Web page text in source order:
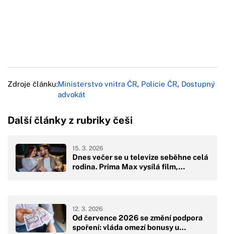
Zdroje článku:Ministerstvo vnitra ČR, Policie ČR, Dostupný
advokát
Další články z rubriky češi
Dnes večer se u televize seběhne celá
rodina. Prima Max vysílá film,…
15. 3. 2026
Od července 2026 se změní podpora
spoření: vláda omezí bonusy u…
12. 3. 2026